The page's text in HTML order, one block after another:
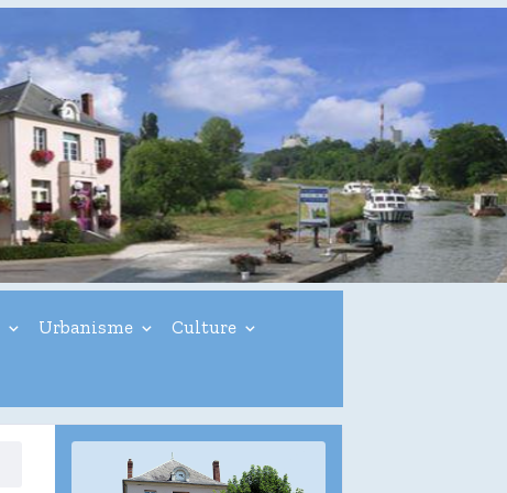
Urbanisme
Culture